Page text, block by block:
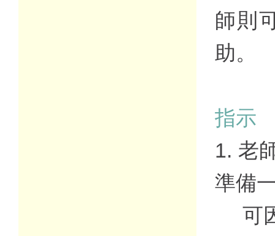
師則
助。
指示
1. 老
準備
可因